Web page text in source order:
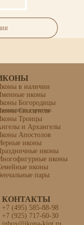
гарантия.
темпера.
в наличии
иконы
Богородицы
Спасителя
Троицы
и Архангелы
Апостолов
иконы
иконы
иконы
иконы
пары
КОНТАКТЫ
+7 (495) 585-88-98
+7 (925) 717-60-30